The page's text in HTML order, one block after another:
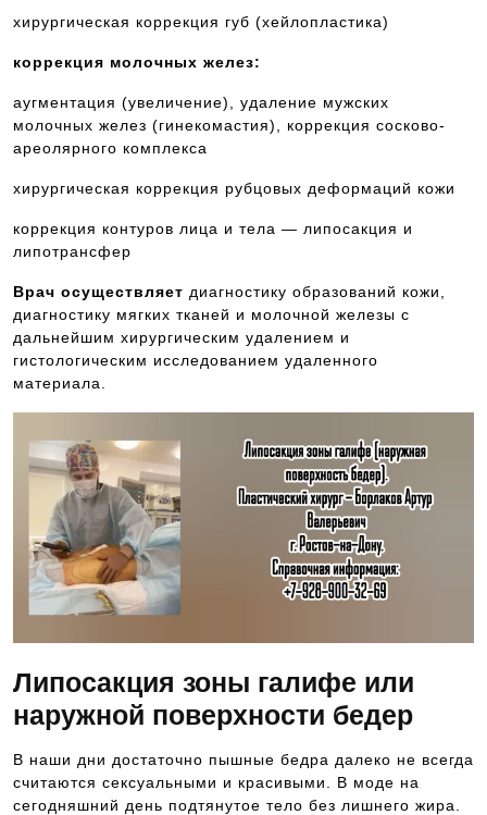
хирургическая коррекция губ (хейлопластика)
коррекция молочных желез:
аугментация (увеличение), удаление мужских
молочных желез (гинекомастия), коррекция сосково-
ареолярного комплекса
хирургическая коррекция рубцовых деформаций кожи
коррекция контуров лица и тела — липосакция и
липотрансфер
Врач осуществляет диагностику образований кожи,
диагностику мягких тканей и молочной железы с
дальнейшим хирургическим удалением и
гистологическим исследованием удаленного
материала.
Липосакция зоны галифе или
наружной поверхности бедер
В наши дни достаточно пышные бедра далеко не всегда
считаются сексуальными и красивыми. В моде на
сегодняшний день подтянутое тело без лишнего жира.